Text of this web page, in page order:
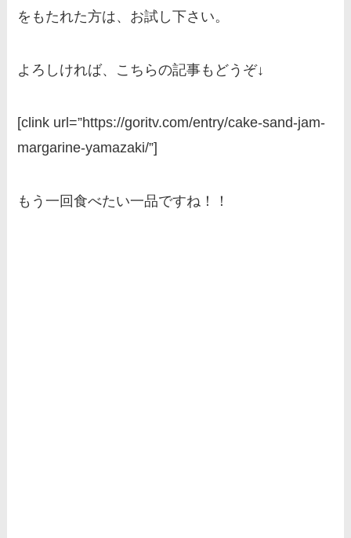
をもたれた方は、お試し下さい。
よろしければ、こちらの記事もどうぞ↓
[clink url=”https://goritv.com/entry/cake-sand-jam-
margarine-yamazaki/”]
もう一回食べたい一品ですね！！